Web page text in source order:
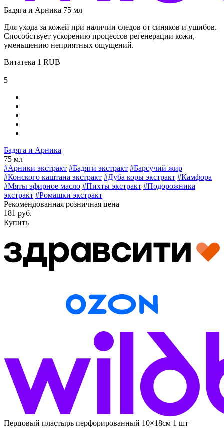
Бадяга и Арника 75 мл
Для ухода за кожей при наличии следов от синяков и ушибов.
Способствует ускорению процессов регенерации кожи,
уменьшению неприятных ощущений.
Витатека 1 RUB
5
Бадяга и Арника
75 мл
#Арники экстракт #Бадяги экстракт #Барсучий жир
#Конского каштана экстракт #Дуба коры экстракт #Камфора
#Мяты эфирное масло #Пихты экстракт #Подорожника
экстракт #Ромашки экстракт
Рекомендованная розничная цена
181 руб.
Купить
Перцовый пластырь перфорированный 10×18см 1 шт